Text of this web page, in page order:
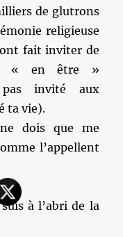
de glutrons
religieuse
fait inviter de
« en être »
invité aux
ta vie).
dois que me
l’appellent
à l’abri de la